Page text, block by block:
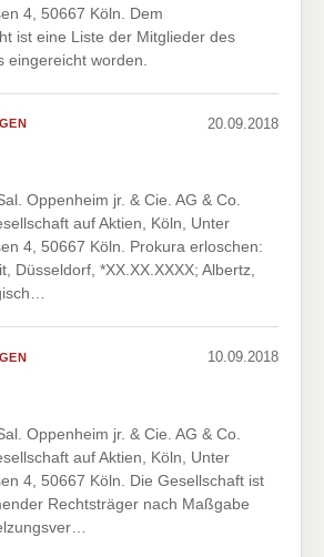
4, 50667 Köln. Dem
ist eine Liste der Mitglieder des
eingereicht worden.
20.09.2018
Oppenheim jr. & Cie. AG & Co.
auf Aktien, Köln, Unter
4, 50667 Köln. Prokura erloschen:
Düsseldorf, *XX.XX.XXXX; Albertz,
10.09.2018
Oppenheim jr. & Cie. AG & Co.
auf Aktien, Köln, Unter
4, 50667 Köln. Die Gesellschaft ist
Rechtsträger nach Maßgabe